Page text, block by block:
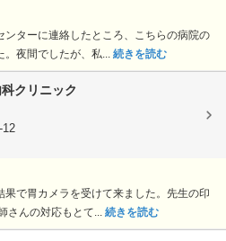
ターに連絡したところ、こちらの病院の
。夜間でしたが、私... 続きを読む
クリニック
12
で胃カメラを受けて来ました。先生の印
さんの対応もとて... 続きを読む